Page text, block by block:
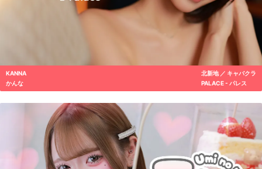
KANNA
かんな
北新地 ／ キャバクラ
PALACE - パレス